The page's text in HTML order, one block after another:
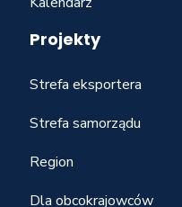
Projekty
Strefa eksportera
Strefa samorządu
Region
Dla obcokrajowców